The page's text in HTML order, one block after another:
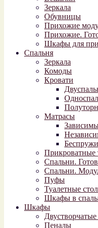
Зеркала
Обувницы
Прихожие
Прихожие.
Шкафы для
Спальня
Зеркала
Комоды
Кровати
Матрасы
Прикроватные
Спальни.
Спальни.
Пуфы
Туалетные
Шкафы в
Шкафы
Пеналы